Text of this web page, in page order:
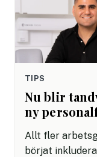
TIPS
Nu blir
ny
Allt fler
börjat